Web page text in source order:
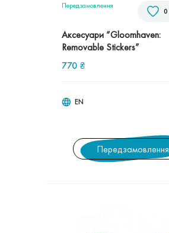
0
Передзамовлення
Аксесуари “Gloomhaven:
Removable Stickers”
770 ₴
EN
Передзамовлення